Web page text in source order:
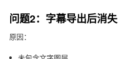
问题2：字幕导出后消失
原因：